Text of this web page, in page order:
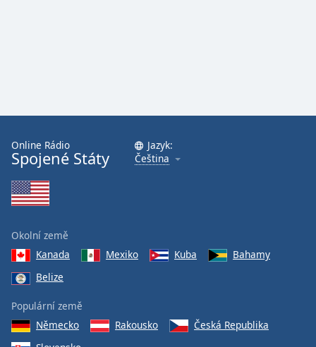
Online Rádio
Spojené Státy
Jazyk:
Čeština
Okolní země
Kanada
Mexiko Kuba
Bahamy
Belize
Populární země
Německo
Rakousko
Česká Republika